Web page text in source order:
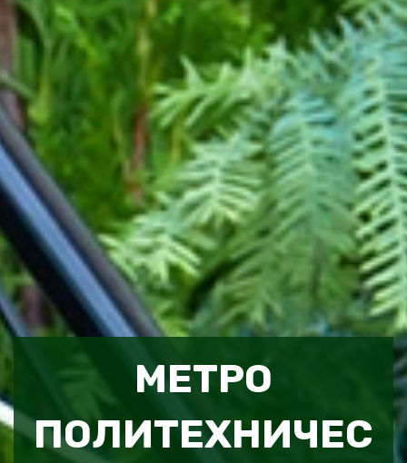
МЕТРО
ПОЛИТЕХНИЧЕС